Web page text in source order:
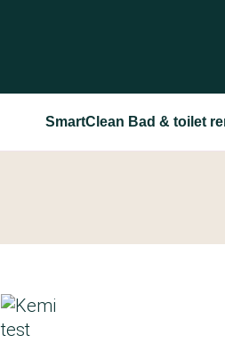
SmartClean Bad & toilet